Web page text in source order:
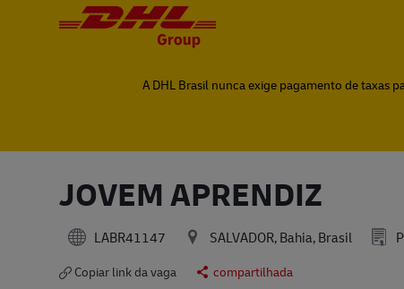
A DHL Brasil nunca exige pagamento de taxas
JOVEM APRENDIZ
LABR41147 SALVADOR, Bahia, Brasil
Copiar link da vaga
compartilhada